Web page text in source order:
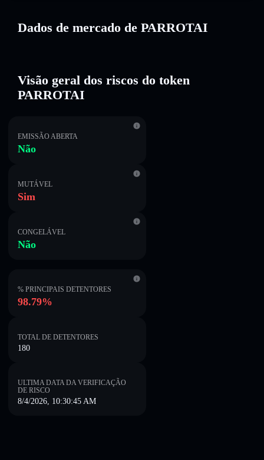
Dados de mercado de PARROTAI
Visão geral dos riscos do token
PARROTAI
EMISSÃO ABERTA
Não
MUTÁVEL
Sim
CONGELÁVEL
Não
% PRINCIPAIS DETENTORES
98.79%
TOTAL DE DETENTORES
180
ULTIMA DATA DA VERIFICAÇÃO
DE RISCO
8/4/2026, 10:30:45 AM